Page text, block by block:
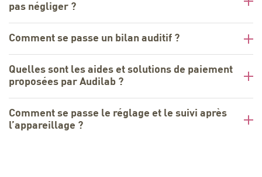
pas négliger ?
Comment se passe un bilan auditif ?
Quelles sont les aides et solutions de paiement
proposées par Audilab ?
Comment se passe le réglage et le suivi après
l’appareillage ?